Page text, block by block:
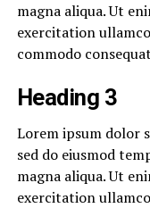
magna aliqua. Ut
exercitation
commodo
Heading 3
Lorem ipsum dolor
sed do eiusmod
magna aliqua. Ut
exercitation